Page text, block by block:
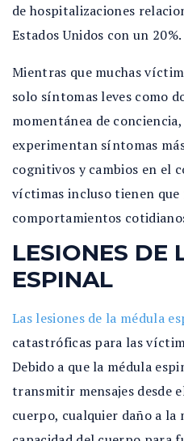
de hospitalizaciones
Estados Unidos con un 20%.
Mientras que muchas
solo síntomas leves como
momentánea de
experimentan síntomas
cognitivos y cambios en el
víctimas incluso tienen que
comportamientos
LESIONES DE
ESPINAL
Las lesiones de la médula
catastróficas para las
Debido a que la médula
transmitir mensajes desde
cuerpo, cualquier daño a la